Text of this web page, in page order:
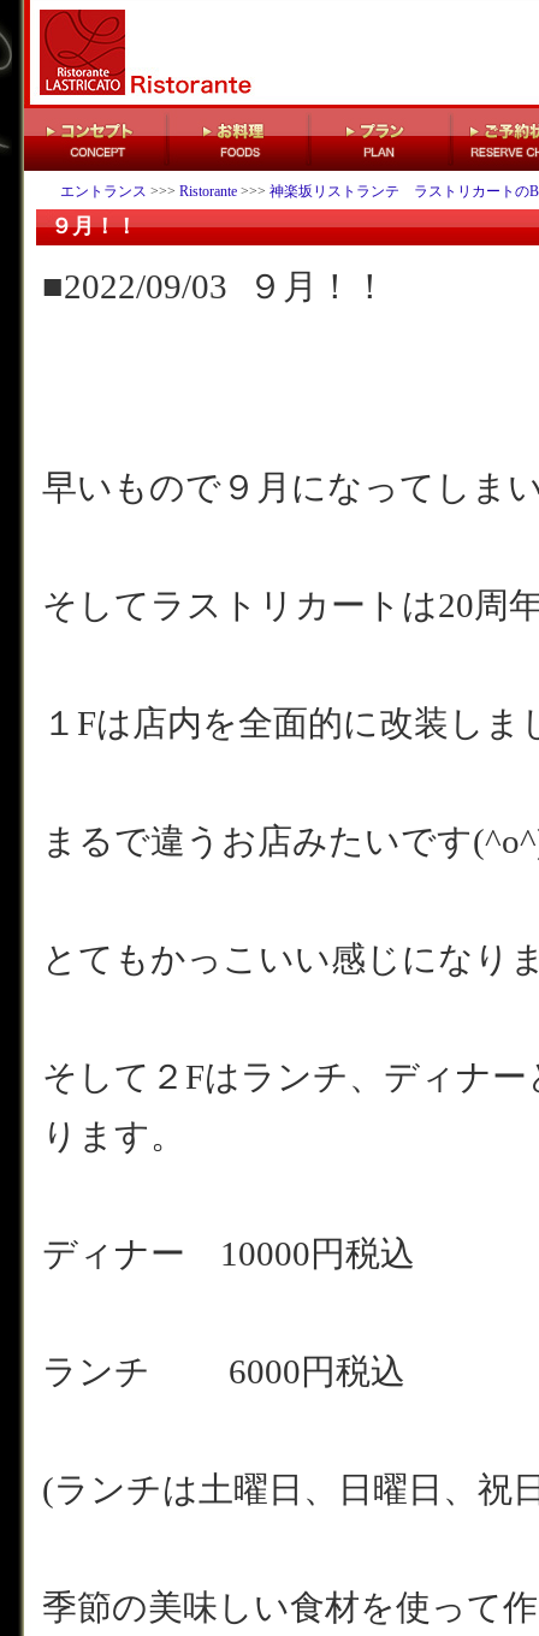
エントランス >>> Ristorante >>> 神楽坂リストランテ ラストリカートの
９月！！
■2022/09/03 ９月！！
早いもので９月になってしま
そしてラストリカートは20周
１Fは店内を全面的に改装しま
まるで違うお店みたいです
とてもかっこいい感じになり
そして２Fはランチ、ディナ
ります。
ディナー 10000円税込
ランチ 6000円税込
(ランチは土曜日、日曜日、祝
季節の美味しい食材を使って